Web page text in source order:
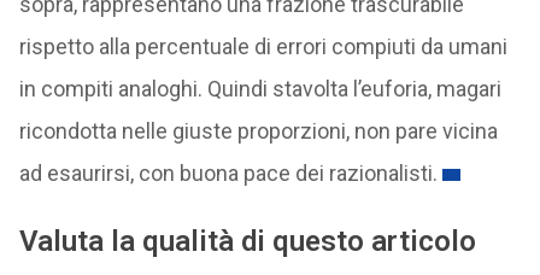
rispetto alla percentuale di errori compiuti da umani
in compiti analoghi. Quindi stavolta l’euforia, magari
ricondotta nelle giuste proporzioni, non pare vicina
ad esaurirsi, con buona pace dei razionalisti.
Valuta la qualità di questo articolo